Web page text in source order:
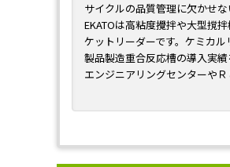
サイクルの品質管理に欠かせな
EKATOは高粘度攪拌や大型撹
ケットリーダーです。ケミカ
製品製造重合反応槽の導入実
エンジニアリングセンターや
います。ＥＫＡＴＯはあなた